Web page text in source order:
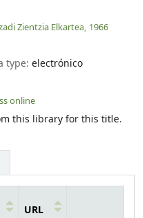
Zientzia Elkartea, 1966
type:electrónico
online
this library for this title.
URL